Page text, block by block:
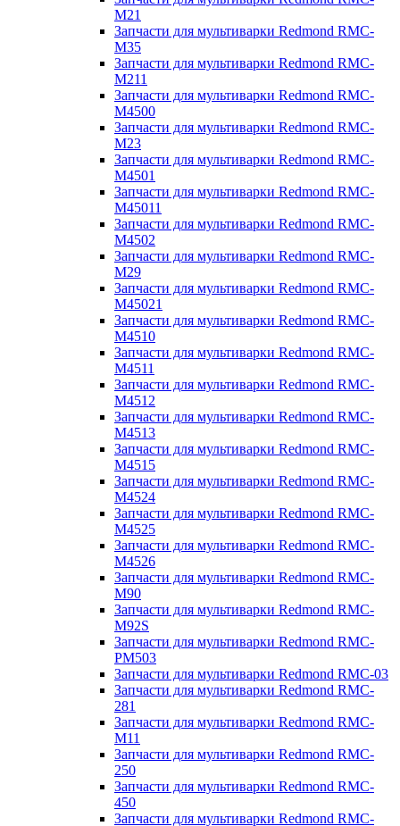
M21
Запчасти для мультиварки Redmond RMC-
M35
Запчасти для мультиварки Redmond RMC-
M211
Запчасти для мультиварки Redmond RMC-
M4500
Запчасти для мультиварки Redmond RMC-
M23
Запчасти для мультиварки Redmond RMC-
M4501
Запчасти для мультиварки Redmond RMC-
M45011
Запчасти для мультиварки Redmond RMC-
M4502
Запчасти для мультиварки Redmond RMC-
M29
Запчасти для мультиварки Redmond RMC-
M45021
Запчасти для мультиварки Redmond RMC-
M4510
Запчасти для мультиварки Redmond RMC-
M4511
Запчасти для мультиварки Redmond RMC-
M4512
Запчасти для мультиварки Redmond RMC-
M4513
Запчасти для мультиварки Redmond RMC-
M4515
Запчасти для мультиварки Redmond RMC-
M4524
Запчасти для мультиварки Redmond RMC-
M4525
Запчасти для мультиварки Redmond RMC-
M4526
Запчасти для мультиварки Redmond RMC-
M90
Запчасти для мультиварки Redmond RMC-
M92S
Запчасти для мультиварки Redmond RMC-
PM503
Запчасти для мультиварки Redmond RMC-03
Запчасти для мультиварки Redmond RMC-
281
Запчасти для мультиварки Redmond RMC-
M11
Запчасти для мультиварки Redmond RMC-
250
Запчасти для мультиварки Redmond RMC-
450
Запчасти для мультиварки Redmond RMC-